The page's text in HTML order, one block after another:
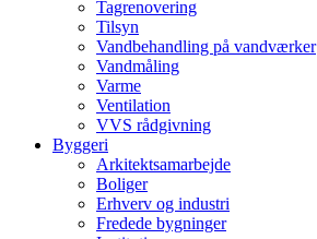
Tagrenovering
Tilsyn
Vandbehandling på vandværker
Vandmåling
Varme
Ventilation
VVS rådgivning
Byggeri
Arkitektsamarbejde
Boliger
Erhverv og industri
Fredede bygninger